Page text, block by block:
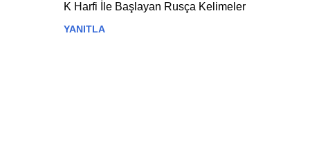
K Harfi İle Başlayan Rusça Kelimeler
YANITLA